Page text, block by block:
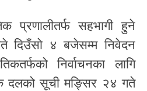
प्रणालीतर्फ सहभागी हुने
दिउँसो ४ बजेसम्म निवेदन
निर्वाचनका लागि
दलको सूची मङ्सिर २४ गते